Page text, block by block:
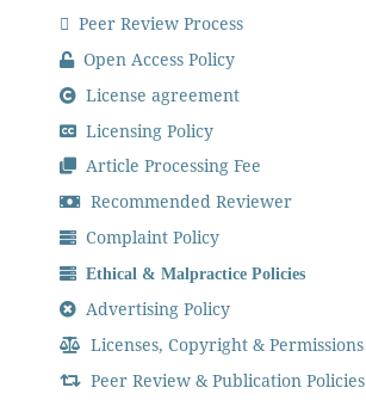
Peer Review Process
Open Access Policy
License agreement
Licensing Policy
Article Processing Fee
Recommended Reviewer
Complaint Policy
Ethical & Malpractice Policies
Advertising Policy
Licenses, Copyright & Permissions
Peer Review & Publication Policies